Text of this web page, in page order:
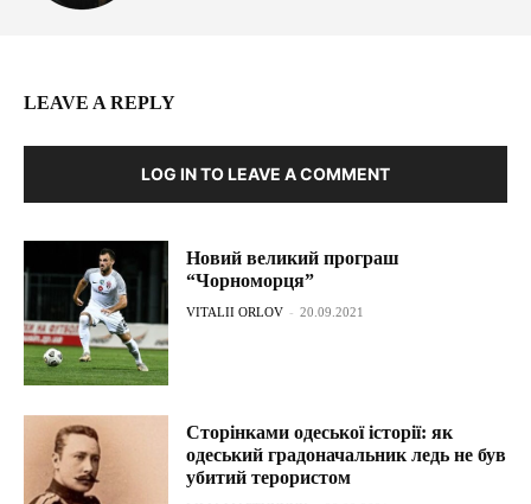
LEAVE A REPLY
LOG IN TO LEAVE A COMMENT
Новий великий програш
“Чорноморця”
VITALII ORLOV - 20.09.2021
Сторінками одеської історії: як
одеський градоначальник ледь не був
убитий терористом